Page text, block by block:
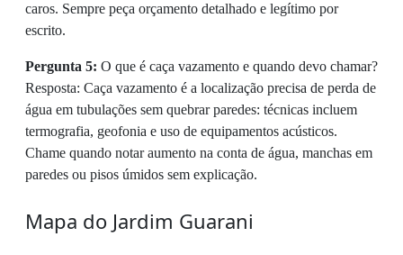
caros. Sempre peça orçamento detalhado e legítimo por
escrito.
Pergunta 5: O que é caça vazamento e quando devo chamar?
Resposta: Caça vazamento é a localização precisa de perda de
água em tubulações sem quebrar paredes: técnicas incluem
termografia, geofonia e uso de equipamentos acústicos.
Chame quando notar aumento na conta de água, manchas em
paredes ou pisos úmidos sem explicação.
Mapa do Jardim Guarani